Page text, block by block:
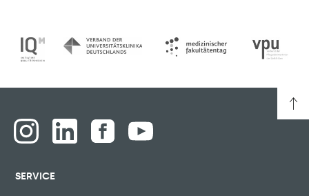
SERVICE